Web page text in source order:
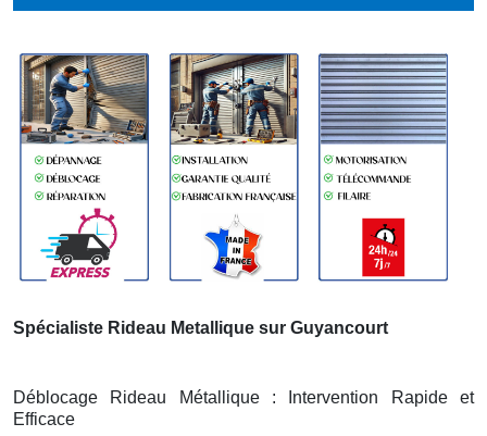
Spécialiste Rideau Metallique sur Guyancourt
Déblocage Rideau Métallique : Intervention Rapide et
Efficace